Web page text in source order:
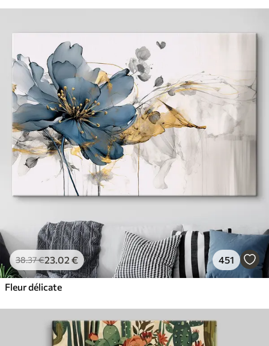
38.37€23.02 € 451
Fleur délicate